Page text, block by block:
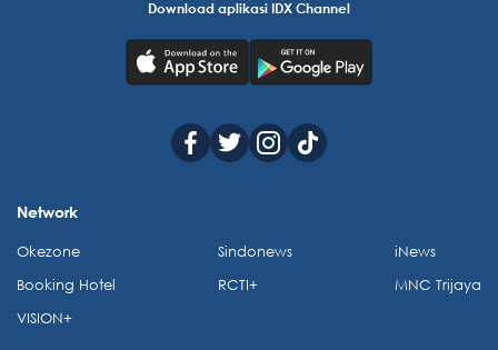
Download aplikasi IDX Channel
Network
Okezone
Booking Hotel
VISION+
Sindonews
RCTI+
iNews
MNC Trijaya